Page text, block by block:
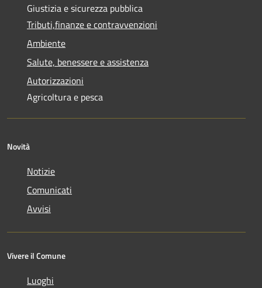
Giustizia e sicurezza pubblica
Tributi,finanze e contravvenzioni
Ambiente
Salute, benessere e assistenza
Autorizzazioni
Agricoltura e pesca
Novità
Notizie
Comunicati
Avvisi
Vivere il Comune
Luoghi